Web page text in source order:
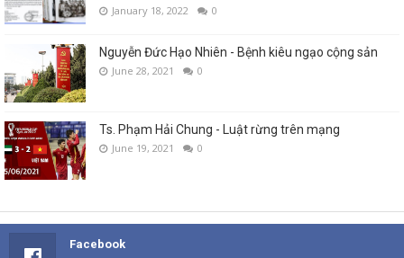
January 18, 2022 0
Nguyễn Đức Hạo Nhiên - Bệnh kiêu ngạo cộng sản
June 28, 2021 0
Ts. Phạm Hải Chung - Luật rừng trên mạng
June 19, 2021 0
Facebook